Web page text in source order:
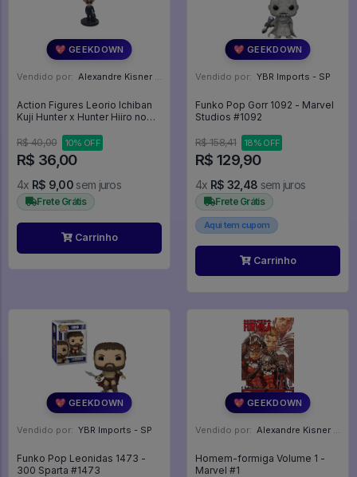
💖 GEEKDOWN
Vendido por: Alexandre Kisner - PR
Action Figures Leorio Ichiban
Kuji Hunter x Hunter Hiiro no
R$ 40,00
10% OFF
R$ 36,00
4x R$ 9,00 sem juros
Frete Grátis
Carrinho
💖 GEEKDOWN
Vendido por: YBR Imports - SP
Funko Pop Gorr 1092 - Marvel
Studios #1092
R$ 158,41 18% OFF
R$ 129,90
4x R$ 32,48 sem juros
Frete Grátis
Aqui tem cupom
Carrinho
💖 GEEKDOWN
Vendido por: YBR Imports - SP
Funko Pop Leonidas 1473 -
300 Sparta #1473
💖 GEEKDOWN
Vendido por: Alexandre Kisner - PR
Homem-formiga Volume 1 -
Marvel #1